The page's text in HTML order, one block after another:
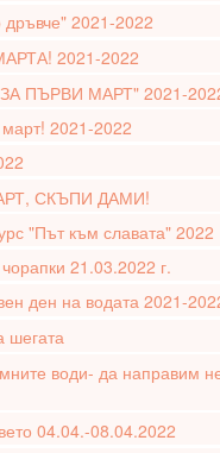
2021-2022
2021-2022
ПЪРВИ МАРТ" 2021-
2021-2022
СКЪПИ ДАМИ!
"Път към славата" 2022
21.03.2022 г.
ден на водата 2021-
шегата
води- да направим
04.04.-08.04.2022